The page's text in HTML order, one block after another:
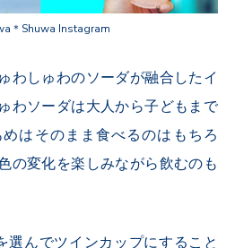
＊Shuwa Instagram
わしゅわのソーダが融合したイ
わソーダは大人から子どもまで
はそのまま食べるのはもちろ
の変化を楽しみながら飲むのも
選んでツインカップにすること